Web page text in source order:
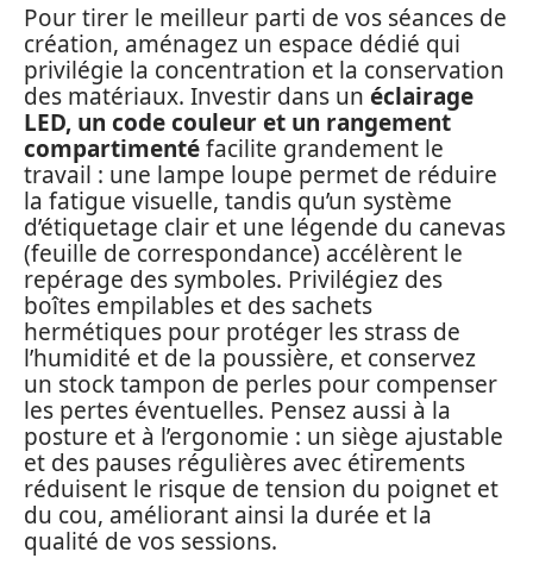
Pour tirer le meilleur parti de vos séances de
création, aménagez un espace dédié qui
privilégie la concentration et la conservation
des matériaux. Investir dans un éclairage
LED, un code couleur et un rangement
compartimentéfacilite grandement le
travail : une lampe loupe permet de réduire
la fatigue visuelle, tandis qu’un système
d’étiquetage clair et une légende du canevas
(feuille de correspondance) accélèrent le
repérage des symboles. Privilégiez des
boîtes empilables et des sachets
hermétiques pour protéger les strass de
l’humidité et de la poussière, et conservez
un stock tampon de perles pour compenser
les pertes éventuelles. Pensez aussi à la
posture et à l’ergonomie : un siège ajustable
et des pauses régulières avec étirements
réduisent le risque de tension du poignet et
du cou, améliorant ainsi la durée et la
qualité de vos sessions.